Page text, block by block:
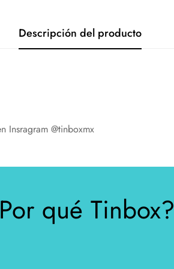
Descripción del producto
Insragram @tinboxmx
qué Tinbox?